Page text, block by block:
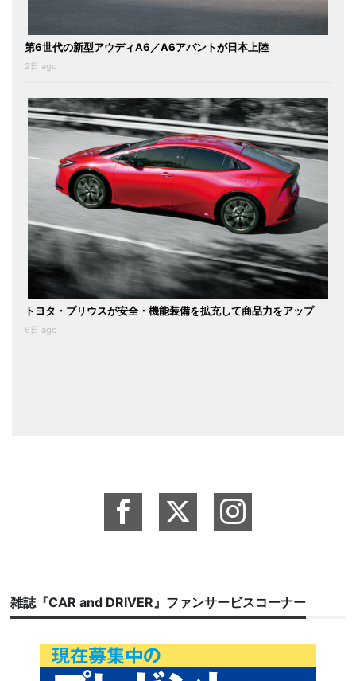
第6世代の新型アウディA6／A6アバントが日本上陸
2日 ago
トヨタ・プリウスが安全・機能装備を拡充して商品力をアップ
6日 ago
雑誌『CAR and DRIVER』ファンサービスコーナー